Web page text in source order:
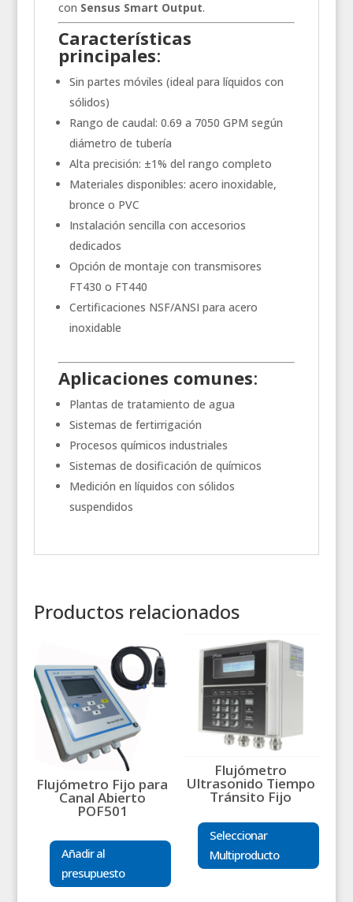
con Sensus Smart Output.
Características
principales:
Sin partes móviles (ideal para líquidos con
sólidos)
Rango de caudal: 0.69 a 7050 GPM según
diámetro de tubería
Alta precisión: ±1% del rango completo
Materiales disponibles: acero inoxidable,
bronce o PVC
Instalación sencilla con accesorios
dedicados
Opción de montaje con transmisores
FT430 o FT440
Certificaciones NSF/ANSI para acero
inoxidable
Aplicaciones comunes:
Plantas de tratamiento de agua
Sistemas de fertirrigación
Procesos químicos industriales
Sistemas de dosificación de químicos
Medición en líquidos con sólidos
suspendidos
Productos relacionados
Flujómetro Fijo para
Canal Abierto
POF501
Añadir al
presupuesto
Flujómetro
Ultrasonido Tiempo
Tránsito Fijo
Seleccionar
Multiproducto